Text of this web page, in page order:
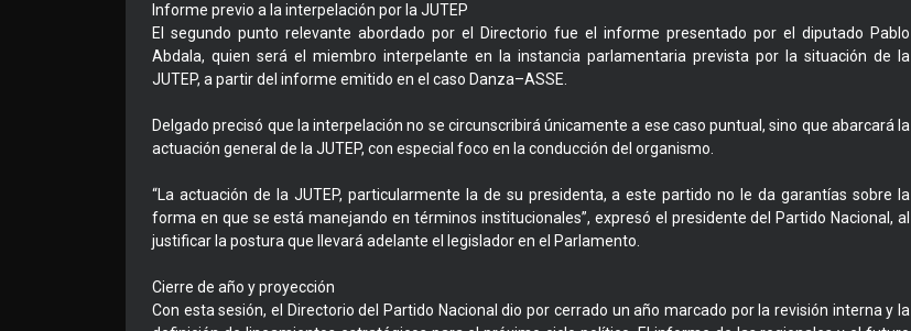
Informe previo a la interpelación por la JUTEP
El segundo punto relevante abordado por el Directorio fue el informe presentado por el diputado Pablo
Abdala, quien será el miembro interpelante en la instancia parlamentaria prevista por la situación de la
JUTEP, a partir del informe emitido en el caso Danza–ASSE.
Delgado precisó que la interpelación no se circunscribirá únicamente a ese caso puntual, sino que abarcará la
actuación general de la JUTEP, con especial foco en la conducción del organismo.
“La actuación de la JUTEP, particularmente la de su presidenta, a este partido no le da garantías sobre la
forma en que se está manejando en términos institucionales”, expresó el presidente del Partido Nacional, al
justificar la postura que llevará adelante el legislador en el Parlamento.
Cierre de año y proyección
Con esta sesión, el Directorio del Partido Nacional dio por cerrado un año marcado por la revisión interna y la